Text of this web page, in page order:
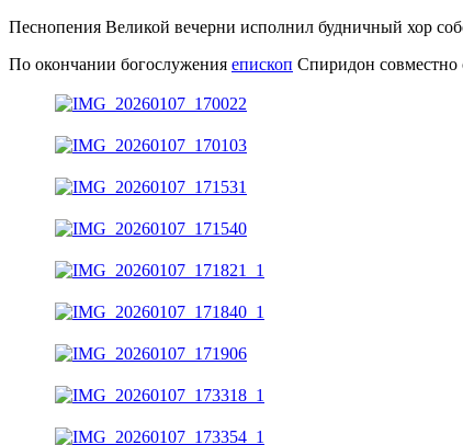
Песнопения Великой вечерни исполнил будничный хор
По окончании богослужения епископ Спиридон совместно